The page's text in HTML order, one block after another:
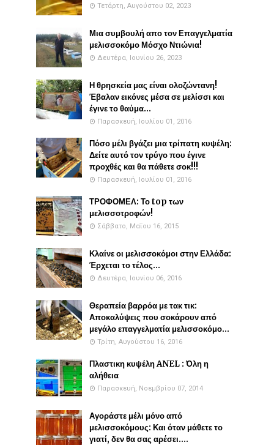
Τετάρτη, Αυγούστου 02, 2023
Μια συμβουλή απο τον Επαγγελματία
μελισσοκόμο Μόσχο Ντιώνια!
Δευτέρα, Ιουνίου 26, 2023
Η θρησκεία μας είναι ολοζώντανη!
Έβαλαν εικόνες μέσα σε μελίσσι και
έγινε το θαύμα...
Παρασκευή, Ιουλίου 01, 2016
Πόσο μέλι βγάζει μια τρίπατη κυψέλη:
Δείτε αυτό τον τρύγο που έγινε
προχθές και θα πάθετε σοκ!!!
Παρασκευή, Ιουλίου 01, 2016
ΤΡΟΦΟΜΕΛ: Το top των
μελισσοτροφών!
Σάββατο, Μαΐου 16, 2015
Κλαίνε οι μελισσοκόμοι στην Ελλάδα:
Έρχεται το τέλος...
Δευτέρα, Ιουνίου 06, 2016
Θεραπεία βαρρόα με τακ τικ:
Αποκαλύψεις που σοκάρουν από
μεγάλο επαγγελματία μελισσοκόμο...
Τρίτη, Αυγούστου 16, 2016
Πλαστικη κυψέλη ANEL : Όλη η
αλήθεια
Παρασκευή, Νοεμβρίου 07, 2014
Αγοράστε μέλι μόνο από
μελισσοκόμους: Και όταν μάθετε το
γιατί, δεν θα σας αρέσει....